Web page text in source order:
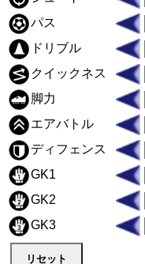
パス
ドリブル
クイックネス
脚力
エアバトル
ディフェンス
GK1
GK2
GK3